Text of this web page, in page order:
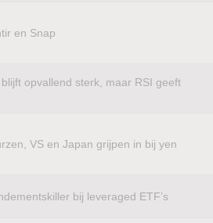
en Snap
opvallend sterk, maar RSI geeft
VS en Japan grijpen in bij yen
bij leveraged ETF’s